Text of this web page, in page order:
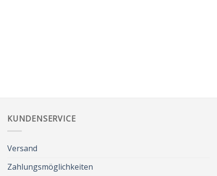
KUNDENSERVICE
Versand
Zahlungsmöglichkeiten